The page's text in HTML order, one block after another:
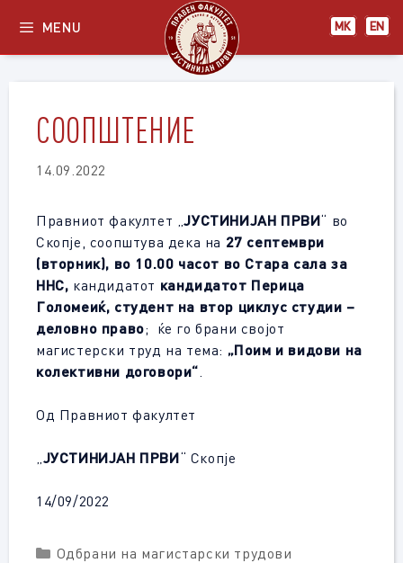
content
МК EN
MENU
СООПШТЕНИЕ
14.09.2022
Правниот факултет „ЈУСТИНИЈАН ПРВИ“ во
Скопје, соопштува дека на 27 септември
(вторник), во 10.00 часот во Стара сала за
ННС, кандидатот кандидатот Перица
Голомеиќ, студент на втор циклус студии –
деловно право; ќе го брани својот
магистерски труд на тема: „Поим и видови на
колективни договори“.
Од Правниот факултет
„ЈУСТИНИЈАН ПРВИ“ Скопје
14/09/2022
Categories
Одбрани на магистарски трудови